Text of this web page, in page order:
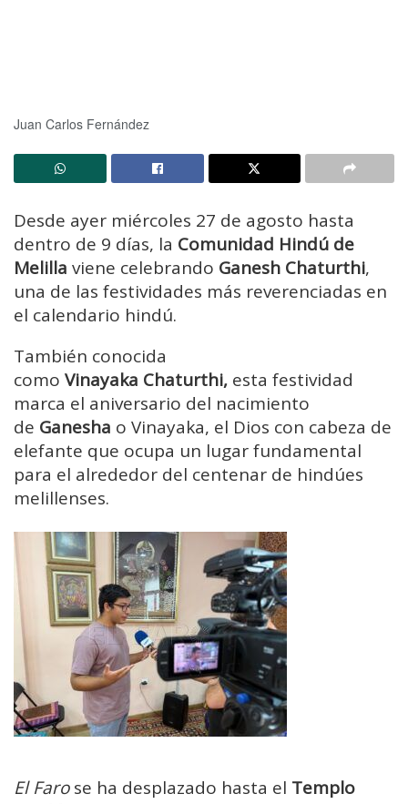
Juan Carlos Fernández
Desde ayer miércoles 27 de agosto hasta
dentro de 9 días, la Comunidad Hindú de
Melilla viene celebrando Ganesh Chaturthi,
una de las festividades más reverenciadas en
el calendario hindú.
También conocida
como Vinayaka Chaturthi, esta festividad
marca el aniversario del nacimiento
de Ganesha o Vinayaka, el Dios con cabeza de
elefante que ocupa un lugar fundamental
para el alrededor del centenar de hindúes
melillenses.
El Farose ha desplazado hasta el Templo